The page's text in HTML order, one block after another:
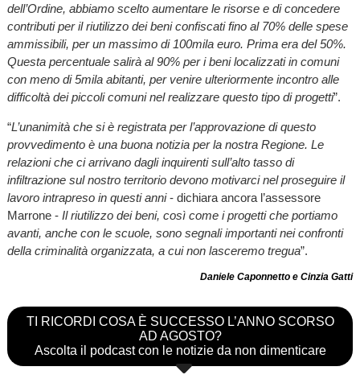
dell’Ordine, abbiamo scelto aumentare le risorse e di concedere
contributi per il riutilizzo dei beni confiscati fino al 70% delle spese
ammissibili, per un massimo di 100mila euro. Prima era del 50%.
Questa percentuale salirà al 90% per i beni localizzati in comuni
con meno di 5mila abitanti, per venire ulteriormente incontro alle
difficoltà dei piccoli comuni nel realizzare questo tipo di progetti”.
“L’unanimità che si è registrata per l’approvazione di questo
provvedimento è una buona notizia per la nostra Regione. Le
relazioni che ci arrivano dagli inquirenti sull’alto tasso di
infiltrazione sul nostro territorio devono motivarci nel proseguire il
lavoro intrapreso in questi anni- dichiara ancora l’assessore
Marrone - Il riutilizzo dei beni, così come i progetti che portiamo
avanti, anche con le scuole, sono segnali importanti nei confronti
della criminalità organizzata, a cui non lasceremo tregua”.
Daniele Caponnetto e Cinzia Gatti
TI RICORDI COSA È SUCCESSO L’ANNO SCORSO
AD AGOSTO?
Ascolta il podcast con le notizie da non dimenticare